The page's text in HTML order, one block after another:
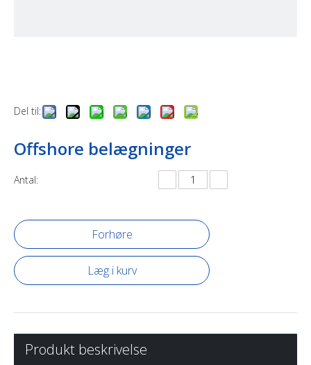
Del til:
Offshore belægninger
Antal:
Forhøre
Læg i kurv
Produkt beskrivelse